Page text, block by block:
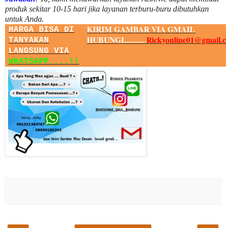
produk sekitar 10-15 hari jika layanan terburu-buru dibutuhkan
untuk Anda.
HARGA BISA DI
TANYAKAN
LANGSUNG VIA
WHATSAPP....!!
KIRIM GAMBAR VIA GMAIL
HUBUNGI...........